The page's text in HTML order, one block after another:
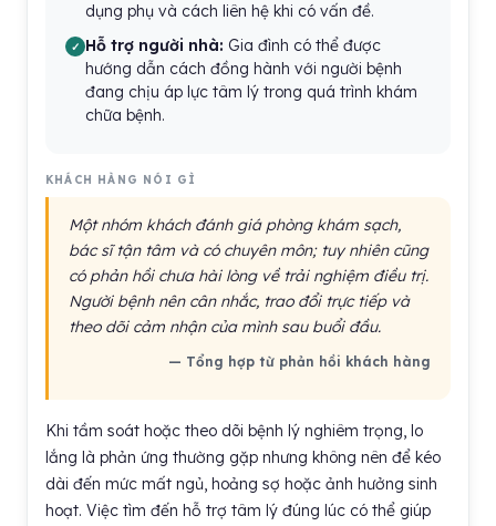
dụng phụ và cách liên hệ khi có vấn đề.
Hỗ trợ người nhà: Gia đình có thể được
hướng dẫn cách đồng hành với người bệnh
đang chịu áp lực tâm lý trong quá trình khám
chữa bệnh.
KHÁCH HÀNG NÓI GÌ
Một nhóm khách đánh giá phòng khám sạch,
bác sĩ tận tâm và có chuyên môn; tuy nhiên cũng
có phản hồi chưa hài lòng về trải nghiệm điều trị.
Người bệnh nên cân nhắc, trao đổi trực tiếp và
theo dõi cảm nhận của mình sau buổi đầu.
— Tổng hợp từ phản hồi khách hàng
Khi tầm soát hoặc theo dõi bệnh lý nghiêm trọng, lo
lắng là phản ứng thường gặp nhưng không nên để kéo
dài đến mức mất ngủ, hoảng sợ hoặc ảnh hưởng sinh
hoạt. Việc tìm đến hỗ trợ tâm lý đúng lúc có thể giúp